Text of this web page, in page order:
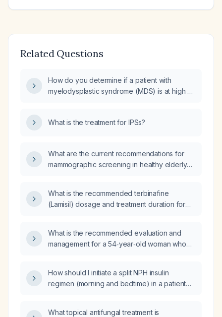
Related Questions
How do you determine if a patient with
myelodysplastic syndrome (MDS) is at high or
What is the treatment for IPSs?
What are the current recommendations for
mammographic screening in healthy elderly
years?
What is the recommended terbinafine
(Lamisil) dosage and treatment duration for
What is the recommended evaluation and
management for a 54‑year‑old woman who
twice weekly during the day, with a recent fall
and a prior lipoma excision?
How should I initiate a split NPH insulin
regimen (morning and bedtime) in a patient
What topical antifungal treatment is